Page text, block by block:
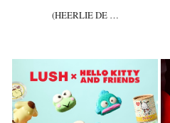
(HEERLIE DE …